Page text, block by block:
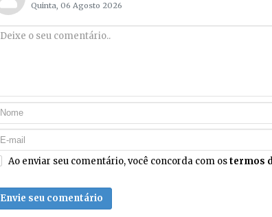
Quinta, 06 Agosto 2026
Ao enviar seu comentário, você concorda com ostermos
Envie seu comentário